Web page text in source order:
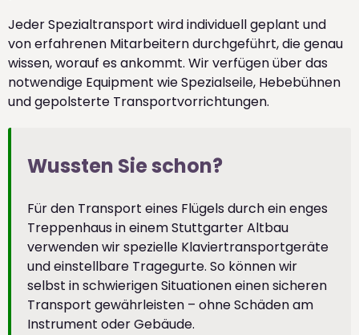
Jeder Spezialtransport wird individuell geplant und
von erfahrenen Mitarbeitern durchgeführt, die genau
wissen, worauf es ankommt. Wir verfügen über das
notwendige Equipment wie Spezialseile, Hebebühnen
und gepolsterte Transportvorrichtungen.
Wussten Sie schon?
Für den Transport eines Flügels durch ein enges
Treppenhaus in einem Stuttgarter Altbau
verwenden wir spezielle Klaviertransportgeräte
und einstellbare Tragegurte. So können wir
selbst in schwierigen Situationen einen sicheren
Transport gewährleisten – ohne Schäden am
Instrument oder Gebäude.